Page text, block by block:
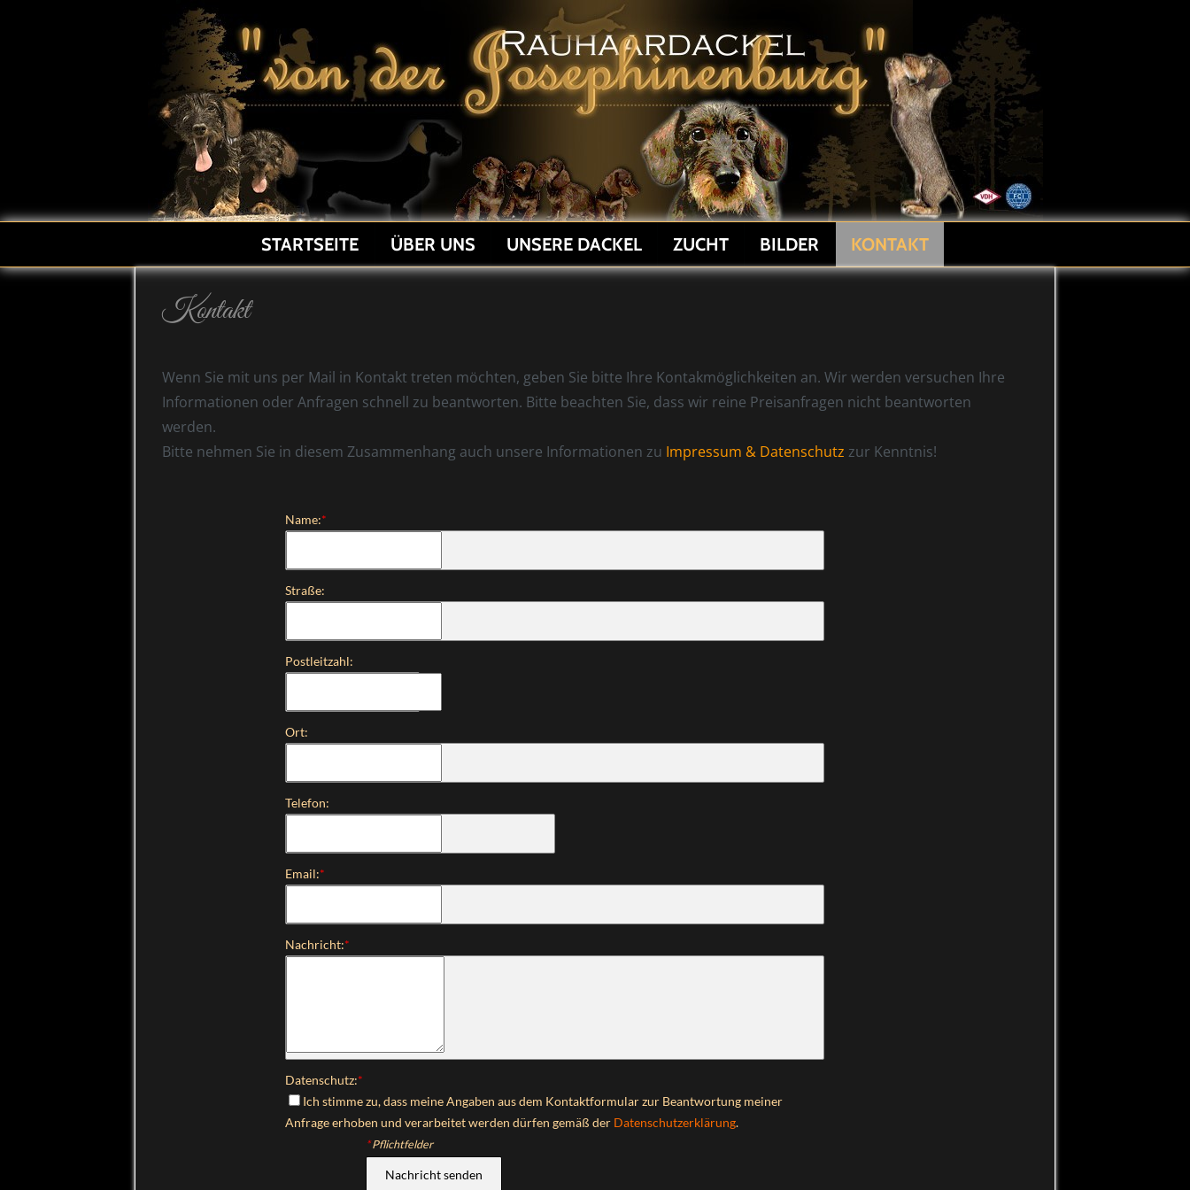
STARTSEITE ÜBER UNS UNSERE DACKEL ZUCHT BILDER KONTAKT
Kontakt
Wenn Sie mit uns per Mail in Kontakt treten möchten, geben Sie bitte Ihre Kontakmöglichkeiten an. Wir werden versuchen Ihre
Informationen oder Anfragen schnell zu beantworten. Bitte beachten Sie, dass wir reine Preisanfragen nicht beantworten
werden.
Bitte nehmen Sie in diesem Zusammenhang auch unsere Informationen zu Impressum & Datenschutz zur Kenntnis!
Name:*
Straße:
Postleitzahl:
Ort:
Telefon:
Email:*
Nachricht:*
Datenschutz:*
Ich stimme zu, dass meine Angaben aus dem Kontaktformular zur Beantwortung meiner
Anfrage erhoben und verarbeitet werden dürfen gemäß der Datenschutzerklärung.
*Pflichtfelder
Nachricht senden